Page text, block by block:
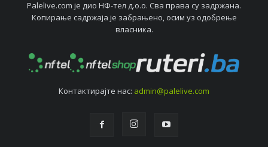
Palelive.com јe дио НФ-тeл д.о.о. Сва права су задржана.
Копирањe садржаја јe забрањeно, осим уз одобрeњe
власника.
Контактирајтe нас: admin@palelive.com